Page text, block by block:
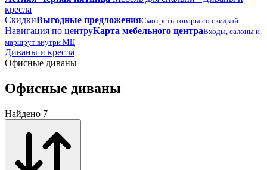
кресла
СкидкиВыгодные предложенияСмотреть товары со скидкой
Навигация по центруКарта мебельного центраВходы, салоны и
маршрут внутри МЦ
Диваны и кресла
Офисные диваны
Офисные диваны
Найдено 7